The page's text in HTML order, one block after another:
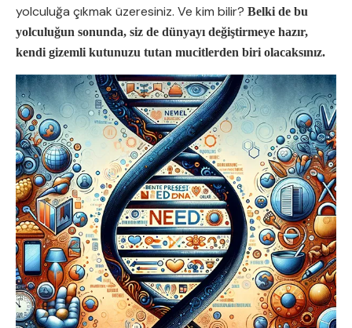
yolculuğa çıkmak üzeresiniz. Ve kim bilir? Belki de bu
yolculuğun sonunda, siz de dünyayı değiştirmeye hazır,
kendi gizemli kutunuzu tutan mucitlerden biri olacaksınız.